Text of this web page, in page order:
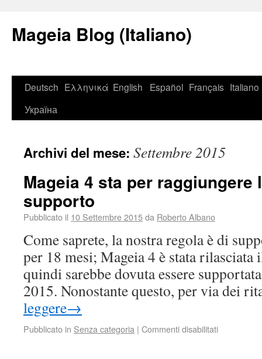
Mageia Blog (Italiano)
Deutsch Ελληνικά English Español Français Italiano
Україна
Archivi del mese: Settembre 2015
Mageia 4 sta per raggiungere
supporto
Pubblicato il 10 Settembre 2015da Roberto Albano
Come saprete, la nostra regola è di
per 18 mesi; Mageia 4 è stata
quindi sarebbe dovuta essere
2015. Nonostante questo, per via dei
leggere→
Pubblicato in Senza categoria | Commenti disabilitati